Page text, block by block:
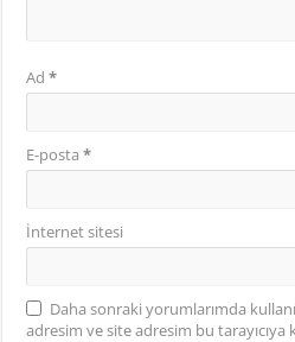
Ad*
E-posta*
İnternet sitesi
Daha sonraki yorumlarımda
adresim ve site adresim bu tarayıcıya